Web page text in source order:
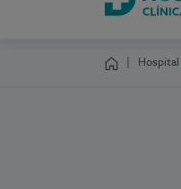
Hospital